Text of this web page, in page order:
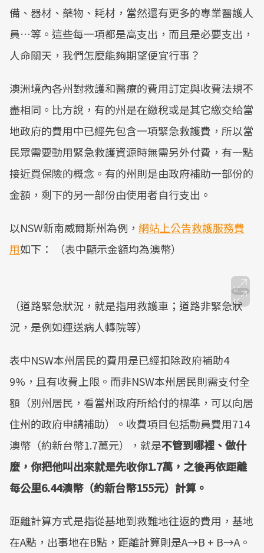
備、器材、藥物、耗材，當然還有更多的專業醫護人
員…等。這些每一項都是高支出，而且是必要支出，
人命關天，我們怎麼能夠期望便宜行事？
澳洲境內各州對救護和醫療的費用訂定與收費法規不
盡相同。比方說，有的州是在繳稅或是其它繳交給當
地政府的費用中已經先包含一項緊急救護費，所以當
民眾需要動用緊急救護資源時無需另外付費，有一點
接近買保險的概念。有的州則是由政府補助一部份的
金額，剩下的另一部份由使用者自行支出。
以NSW新南威爾斯州為例， 網站上公告救護服務費
用如下： （表中顯示金額均為澳幣）
（道路緊急狀況，就是指用救護車；道路非緊急狀
況，是例如運送病人轉院等）
表中NSW本州居民的費用是已經扣除政府補助4
9%，且有收費上限。而非NSW本州居民則需支付全
額（別州居民，看當州政府所給付的標準，可以向居
住州的政府申請補助）。收費項目包括動員費用714
澳幣（約新台幣1.7萬元），就是不管到哪裡、做什
麼，你把他叫出來就是先收你1.7萬，之後再依距離
每公里6.44澳幣（約新台幣155元）計算。
距離計算方式是指從基地到救難地往返的費用，基地
在A點，出事地在B點，距離計算則是A→B + B→A。